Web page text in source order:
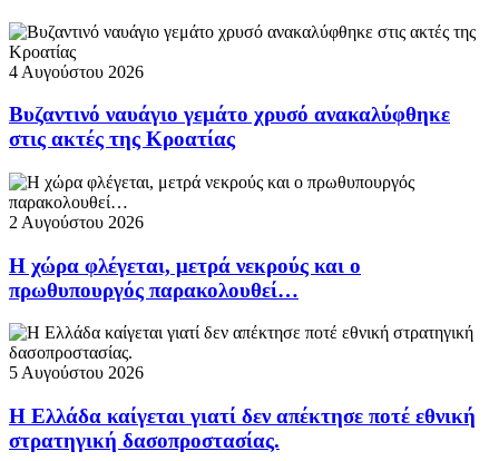
4 Αυγούστου 2026
Βυζαντινό ναυάγιο γεμάτο χρυσό ανακαλύφθηκε
στις ακτές της Κροατίας
2 Αυγούστου 2026
Η χώρα φλέγεται, μετρά νεκρούς και ο
πρωθυπουργός παρακολουθεί…
5 Αυγούστου 2026
Η Ελλάδα καίγεται γιατί δεν απέκτησε ποτέ εθνική
στρατηγική δασοπροστασίας.